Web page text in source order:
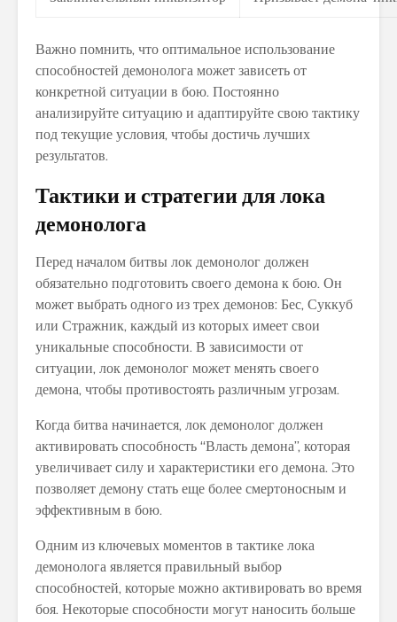
Важно помнить, что оптимальное использование
способностей демонолога может зависеть от
конкретной ситуации в бою. Постоянно
анализируйте ситуацию и адаптируйте свою тактику
под текущие условия, чтобы достичь лучших
результатов.
Тактики и стратегии для лока
демонолога
Перед началом битвы лок демонолог должен
обязательно подготовить своего демона к бою. Он
может выбрать одного из трех демонов: Бес, Суккуб
или Стражник, каждый из которых имеет свои
уникальные способности. В зависимости от
ситуации, лок демонолог может менять своего
демона, чтобы противостоять различным угрозам.
Когда битва начинается, лок демонолог должен
активировать способность “Власть демона”, которая
увеличивает силу и характеристики его демона. Это
позволяет демону стать еще более смертоносным и
эффективным в бою.
Одним из ключевых моментов в тактике лока
демонолога является правильный выбор
способностей, которые можно активировать во время
боя. Некоторые способности могут наносить больше